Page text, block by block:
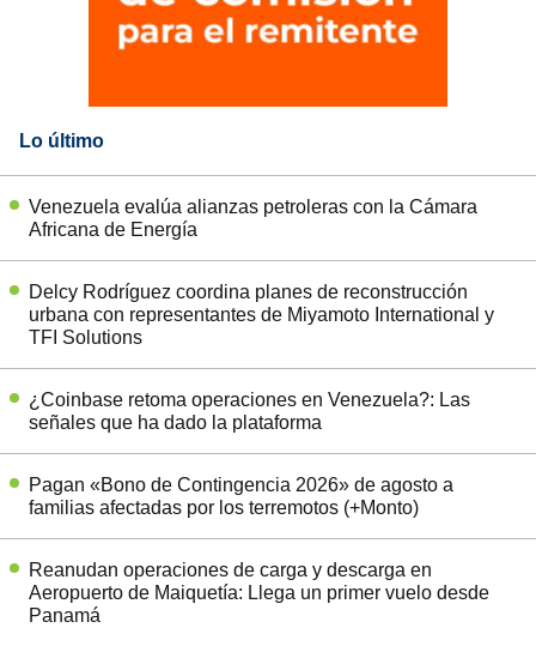
Lo último
Venezuela evalúa alianzas petroleras con la Cámara
Africana de Energía
Delcy Rodríguez coordina planes de reconstrucción
urbana con representantes de Miyamoto International y
TFI Solutions
¿Coinbase retoma operaciones en Venezuela?: Las
señales que ha dado la plataforma
Pagan «Bono de Contingencia 2026» de agosto a
familias afectadas por los terremotos (+Monto)
Reanudan operaciones de carga y descarga en
Aeropuerto de Maiquetía: Llega un primer vuelo desde
Panamá